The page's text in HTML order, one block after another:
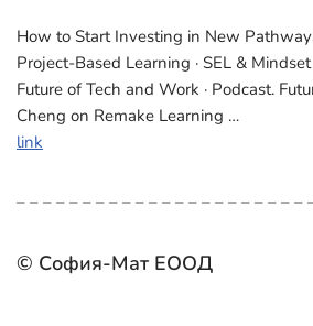
How to Start Investing in New
Project-Based Learning · SEL & Mindset
Future of Tech and Work · Podcast.
Cheng on Remake Learning …
link
– – – – – – – – – – – – – – – – – – – – – –
© София-Мат ЕООД